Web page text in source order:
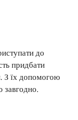
до
придбати
З їх допомогою